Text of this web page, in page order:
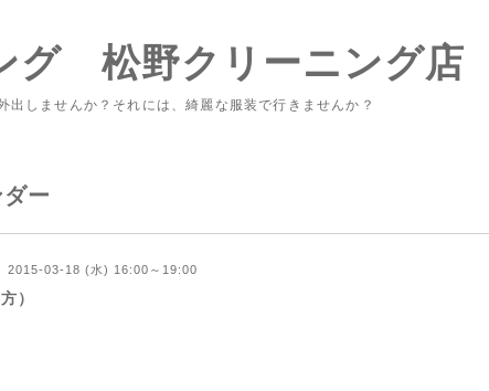
グ 松野クリーニング店
しませんか？それには、綺麗な服装で行きませんか？
ー
2015-03-18 (水) 16:00～19:00
）